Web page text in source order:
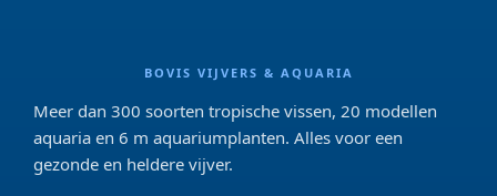
BOVIS VIJVERS & AQUARIA
Meer dan 300 soorten tropische vissen, 20 modellen
aquaria en 6 m aquariumplanten. Alles voor een
gezonde en heldere vijver.